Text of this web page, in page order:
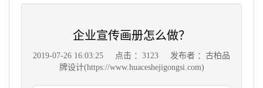
企业宣传画册怎么做？
2019-07-26 16:03:25 点击 ：3123
发布者 ：古柏品
牌设计(https://www.huaceshejigongsi.com)